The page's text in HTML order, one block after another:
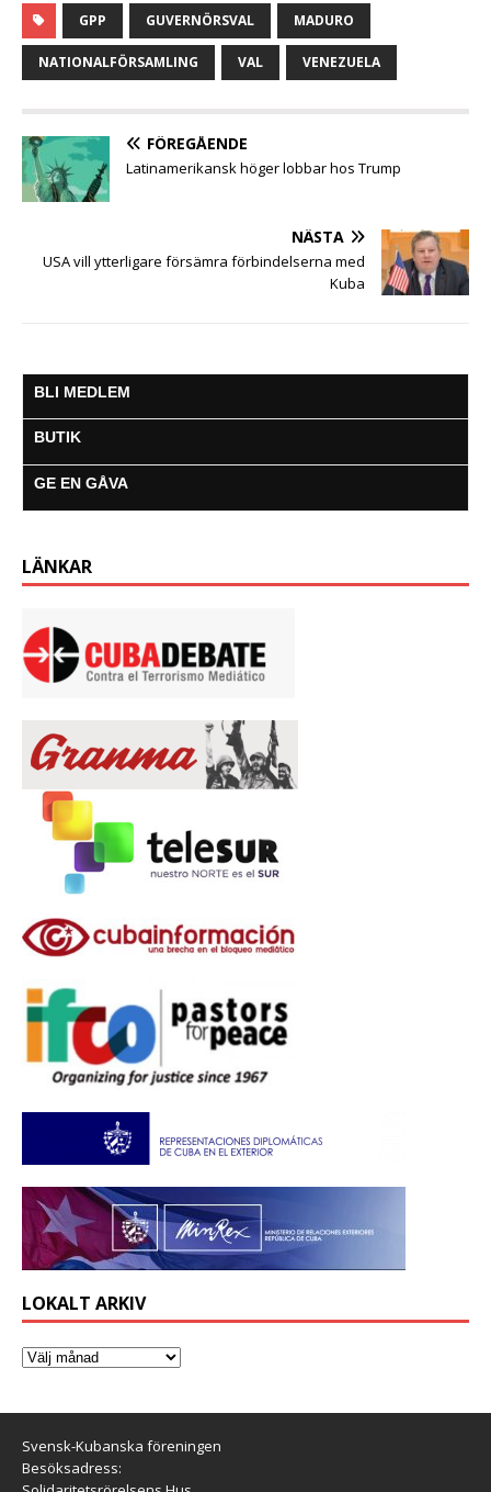
c
e
b
o
i
t
t
e
a
t
A
s
s
e
n
r
i
l
e
g
r
l
a
GPP GUVERNÖRSVAL MADURO
NATIONALFÖRSAMLING VAL VENEZUELA
FÖREGÅENDE
Latinamerikansk höger lobbar hos Trump
NÄSTA
USA vill ytterligare försämra förbindelserna med
Kuba
BLI MEDLEM
BUTIK
GE EN GÅVA
LÄNKAR
LOKALT ARKIV
Svensk-Kubanska föreningen
Besöksadress: